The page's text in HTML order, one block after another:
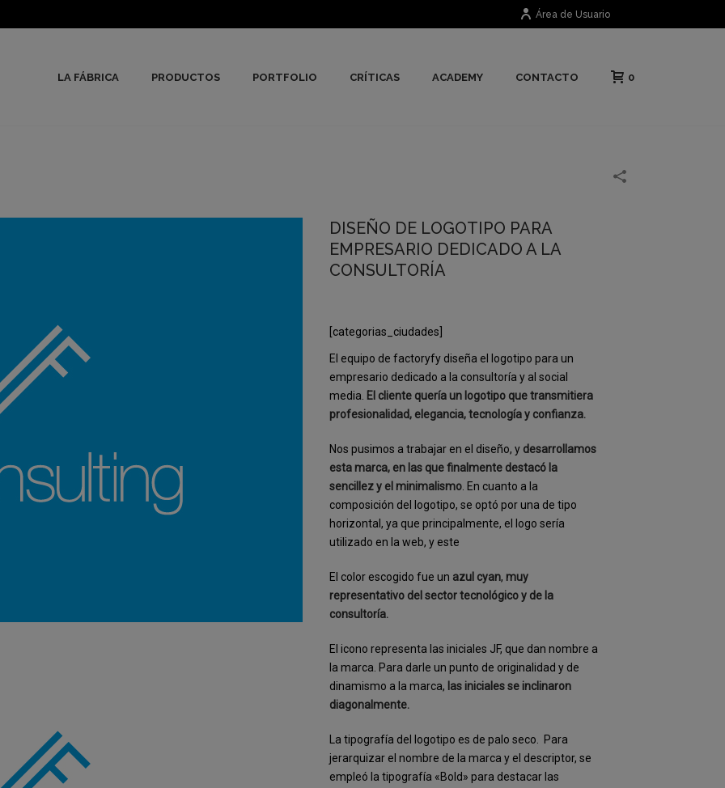
Área de Usuario
LA FÁBRICA PRODUCTOS PORTFOLIO CRÍTICAS ACADEMY CONTACTO 0
DISEÑO DE LOGOTIPO PARA
EMPRESARIO DEDICADO A LA
CONSULTORÍA
[categorias_ciudades]
El equipo de factoryfy diseña el logotipo para un
empresario dedicado a la consultoría y al social
media. El cliente quería un logotipo que transmitiera
profesionalidad, elegancia, tecnología y confianza.
Nos pusimos a trabajar en el diseño, y desarrollamos
esta marca, en las que finalmente destacó la
sencillez y el minimalismo . En cuanto a la
composición del logotipo, se optó por una de tipo
horizontal, ya que principalmente, el logo sería
utilizado en la web, y este
El color escogido fue un azul cyan, muy
representativo del sector tecnológico y de la
consultoría.
El icono representa las iniciales JF, que dan nombre a
la marca. Para darle un punto de originalidad y de
dinamismo a la marca, las iniciales se inclinaron
diagonalmente.
La tipografía del logotipo es de palo seco.
Para
jerarquizar el nombre de la marca y el descriptor, se
empleó la tipografía «Bold» para destacar las